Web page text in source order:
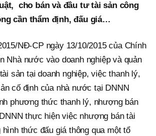
cho bán và đầu tư tài sản công
cần thẩm định, đấu giá…
NĐ-CP ngày 13/10/2015 của Chính
Nhà nước vào doanh nghiệp và quản
sản tại doanh nghiệp, việc thanh lý,
cố định của nhà nước tại DNNN
phương thức thanh lý, nhượng bán
thực hiện việc nhượng bán tài
hình thức đấu giá thông qua một tổ